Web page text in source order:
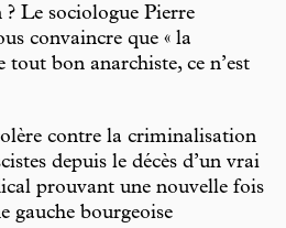
? Le sociologue Pierre
convaincre que « la
tout bon anarchiste, ce n’est
contre la criminalisation
depuis le décès d’un vrai
prouvant une nouvelle fois
gauche bourgeoise